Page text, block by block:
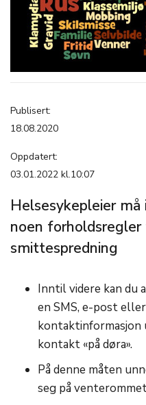
Publisert:
18.08.2020
Oppdatert:
03.01.2022 kl.10:07
Helsesykepleier
noen forholdsregler
smittespredning
Inntil videre kan du
en SMS, e-post
kontaktinformasjon
kontakt «på døra».
På denne måten
seg på